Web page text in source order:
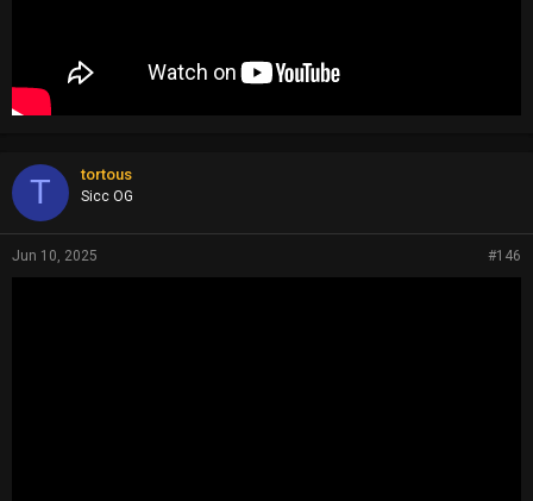
T tortous
Sicc OG
Jun 10, 2025 #146